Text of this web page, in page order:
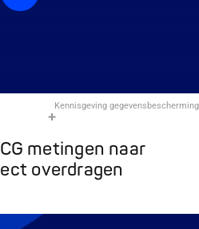
Kennisgeving gegevensbescherming
metingen naar
overdragen